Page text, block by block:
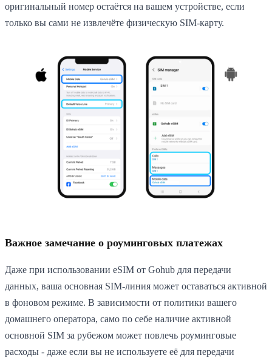
оригинальный номер остаётся на вашем устройстве, если
только вы сами не извлечёте физическую SIM-карту.
Важное замечание о роуминговых платежах
Даже при использовании eSIM от Gohub для передачи
данных, ваша основная SIM-линия может оставаться активной
в фоновом режиме. В зависимости от политики вашего
домашнего оператора, само по себе наличие активной
основной SIM за рубежом может повлечь роуминговые
расходы - даже если вы не используете её для передачи